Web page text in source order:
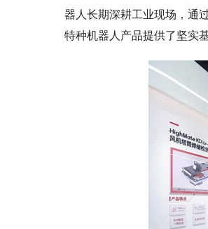
器人长期深耕工业现场，通
特种机器人产品提供了坚实基